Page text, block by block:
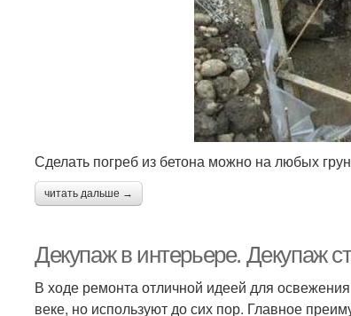
Сделать погреб из бетона можно на любых
читать дальше →
Декупаж в интерьере. Декупаж
В ходе ремонта отличной идеей для
веке, но используют до сих пор. Главное